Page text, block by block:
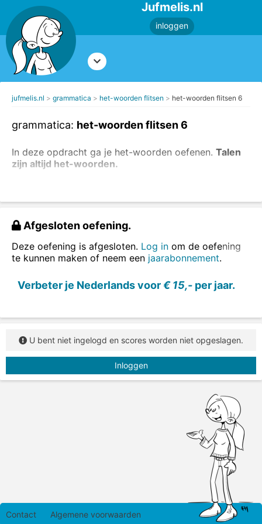
Jufmelis.nl
inloggen
jufmelis.nl grammatica het-woorden flitsen het-woorden flitsen 6
grammatica: het-woorden flitsen 6
In deze opdracht ga je het-woorden oefenen. Talen
zijn altijd het-woorden.
leren onthouden.
Lees de woorden, zeg ze (hardop) na) en type ze in
het vakje.
Afgesloten oefening.
Deze oefening is afgesloten. Log in om de oefening
te kunnen maken of neem een jaarabonnement.
Verbeter je Nederlands voor€ 15,- per jaar.
U bent niet ingelogd en scores worden niet opgeslagen.
Inloggen
Contact Algemene voorwaarden